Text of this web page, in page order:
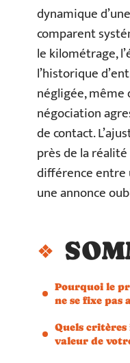
dynamique
comparent
le kilométrage,
l’historique
négligée, même
négociation
de contact.
près de la
différence entre
une annonce
Pourquoi le
ne se fixe pas
Quels
valeur de